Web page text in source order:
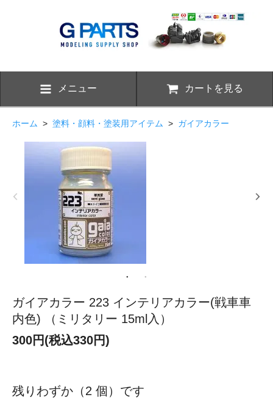
メニュー カートを見る
ホーム > 塗料・顔料・塗装用アイテム > ガイアカラー
ガイアカラー 223 インテリアカラー(戦車車
内色) （ミリタリー 15ml入）
300円(税込330円)
残りわずか（2 個）です